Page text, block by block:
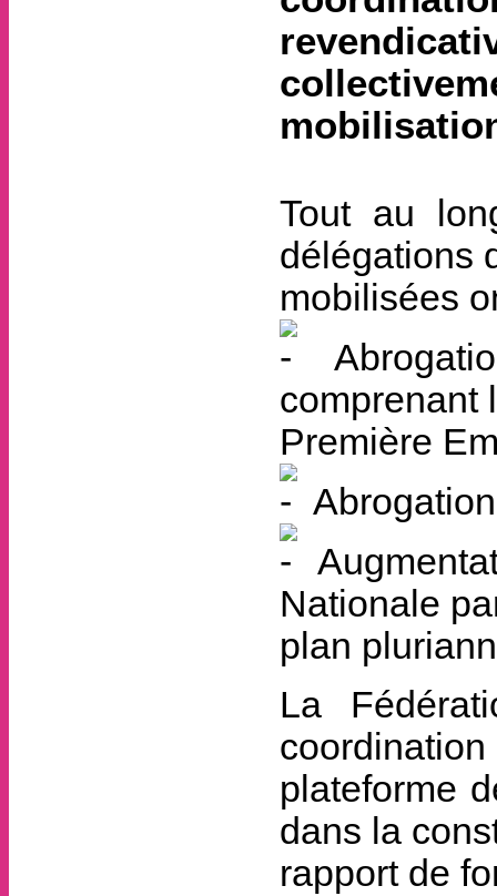
Tout au
délégations
mobilisées
comprenant
Première
Nationale
plan
La
plateforme
dans la
rapport de